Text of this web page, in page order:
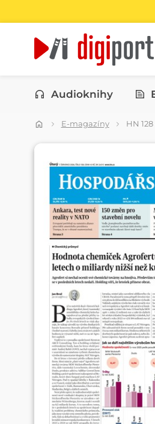
Kategorie
Audioknihy
E-magazíny HN